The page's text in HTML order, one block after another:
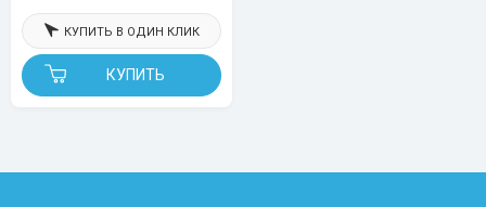
КУПИТЬ
КУПИТЬ В ОДИН КЛИК